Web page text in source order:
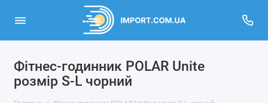
Фітнес-годинник POLAR Unite
розмір S-L чорний